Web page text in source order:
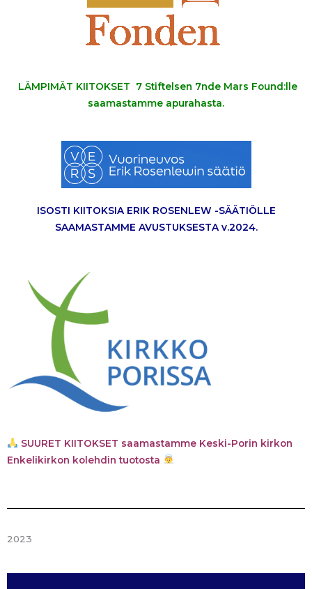
LÄMPIMÄT KIITOKSET 7 Stiftelsen 7nde Mars Found:lle
saamastamme apurahasta.
ISOSTI KIITOKSIA ERIK ROSENLEW -SÄÄTIÖLLE
SAAMASTAMME AVUSTUKSESTA v.2024.
SUURET KIITOKSET saamastamme Keski-Porin kirkon
Enkelikirkon kolehdin tuotosta
2023